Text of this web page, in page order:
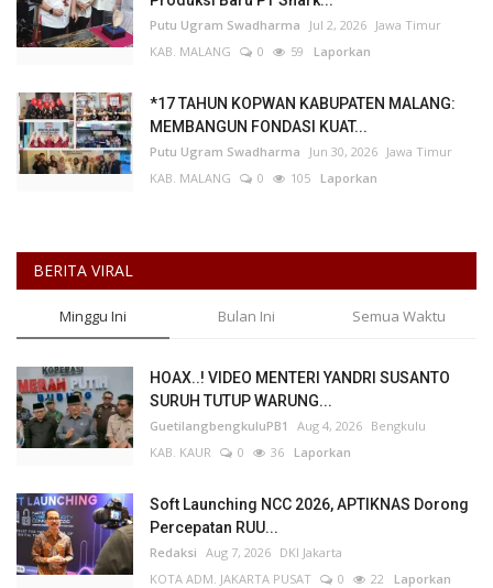
Putu Ugram Swadharma Jul 2, 2026 Jawa Timur
KAB. MALANG
0 59 Laporkan
*17 TAHUN KOPWAN KABUPATEN MALANG:
MEMBANGUN FONDASI KUAT...
Putu Ugram Swadharma Jun 30, 2026 Jawa Timur
KAB. MALANG
0 105 Laporkan
BERITA VIRAL
Minggu Ini Bulan Ini Semua Waktu
HOAX..! VIDEO MENTERI YANDRI SUSANTO
SURUH TUTUP WARUNG...
GuetilangbengkuluPB1 Aug 4, 2026 Bengkulu
KAB. KAUR
0 36 Laporkan
Soft Launching NCC 2026, APTIKNAS Dorong
Percepatan RUU...
Redaksi Aug 7, 2026 DKI Jakarta
KOTA ADM. JAKARTA PUSAT
0 22 Laporkan